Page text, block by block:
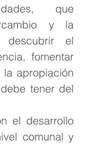
que
y la
descubrir el
fomentar
apropiación
tener del
el desarrollo
comunal y